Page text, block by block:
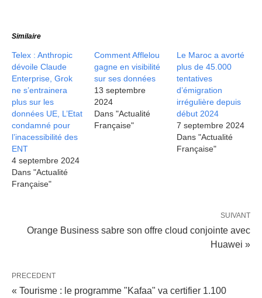
Similaire
Telex : Anthropic
dévoile Claude
Enterprise, Grok
ne s’entrainera
plus sur les
données UE, L’Etat
condamné pour
l’inacessibilité des
ENT
4 septembre 2024
Dans "Actualité
Française"
Comment Afflelou
gagne en visibilité
sur ses données
13 septembre
2024
Dans "Actualité
Française"
Le Maroc a avorté
plus de 45.000
tentatives
d’émigration
irrégulière depuis
début 2024
7 septembre 2024
Dans "Actualité
Française"
SUIVANT
Orange Business sabre son offre cloud conjointe avec
Huawei »
PRECEDENT
« Tourisme : le programme "Kafaa" va certifier 1.100